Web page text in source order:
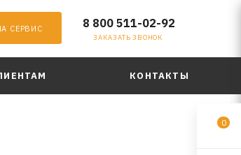
СЕРВИС 8 800 511-02-92
ЗАКАЗАТЬ ЗВОНОК
КОНТАКТЫ
0